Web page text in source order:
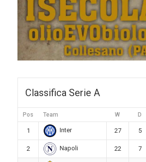
Classifica Serie A
Pos Team W D
1 Inter 27 5
2 Napoli 22 7